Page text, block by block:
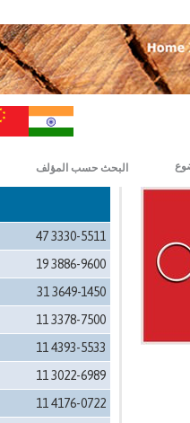
البحث حسب المؤلف
47 3330-5511
19 3886-9600
31 3649-1450
11 3378-7500
11 4393-5533
11 3022-6989
11 4176-0722